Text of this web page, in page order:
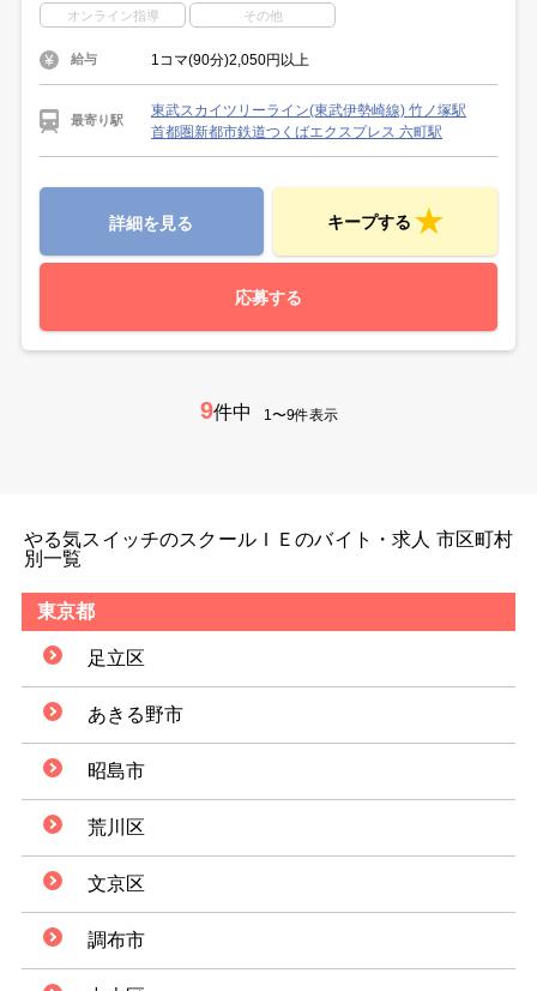
オンライン指導 その他
給与 1コマ(90分)2,050円以上
最寄り駅
東武スカイツリーライン(東武伊勢崎線) 竹ノ塚駅
首都圏新都市鉄道つくばエクスプレス 六町駅
詳細を見る キープする
応募する
9件中 1〜9件表示
やる気スイッチのスクールＩＥのバイト・求人 市区町村
別一覧
東京都
足立区
あきる野市
昭島市
荒川区
文京区
調布市